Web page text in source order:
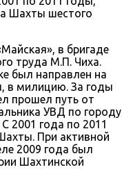
Шахты шестого
в бригаде
труда М.П. Чиха.
был направлен на
в милицию. За годы
прошел путь от
УВД по городу
2001 года по 2011
При активной
2009 года был
Шахтинской